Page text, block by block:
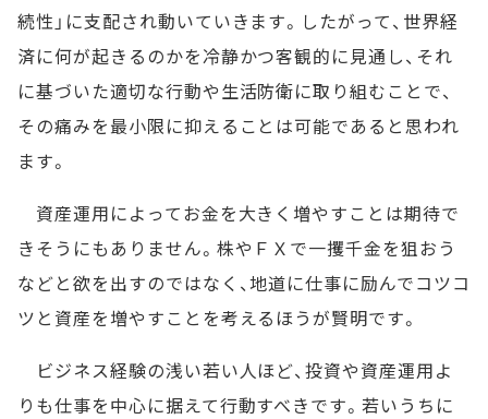
続性」に支配され動いていきます。したがって、世界経
済に何が起きるのかを冷静かつ客観的に見通し、それ
に基づいた適切な行動や生活防衛に取り組むことで、
その痛みを最小限に抑えることは可能であると思われ
ます。
資産運用によってお金を大きく増やすことは期待で
きそうにもありません。株やＦＸで一攫千金を狙おう
などと欲を出すのではなく、地道に仕事に励んでコツコ
ツと資産を増やすことを考えるほうが賢明です。
ビジネス経験の浅い若い人ほど、投資や資産運用よ
りも仕事を中心に据えて行動すべきです。若いうちに